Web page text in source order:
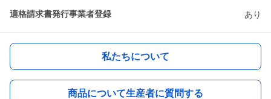
適格請求書発行事業者登録 あり
私たちについて
商品について生産者に質問する